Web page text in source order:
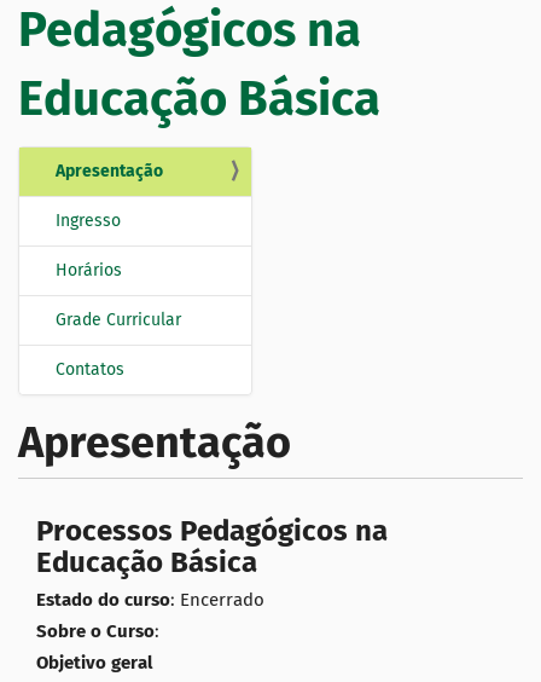
Pedagógicos na
Educação Básica
g
ã
Apresentação
Ingresso
Horários
Grade Curricular
Contatos
Apresentação
Processos Pedagógicos na
Educação Básica
Estado do curso: Encerrado
Sobre o Curso:
Objetivo geral